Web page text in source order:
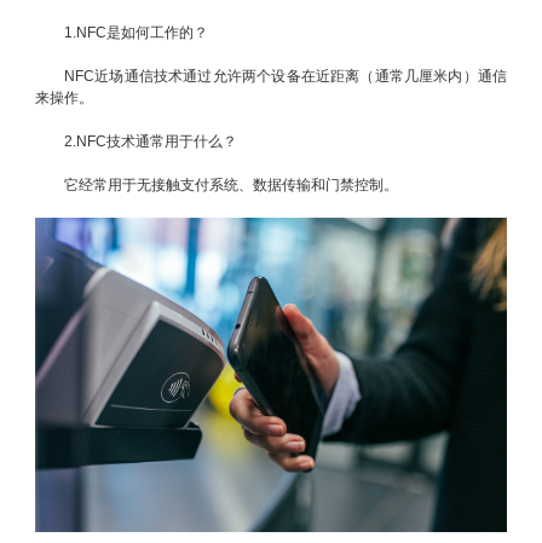
1.NFC是如何工作的？
NFC近场通信技术通过允许两个设备在近距离（通常几厘米内）通信
来操作。
2.NFC技术通常用于什么？
它经常用于无接触支付系统、数据传输和门禁控制。